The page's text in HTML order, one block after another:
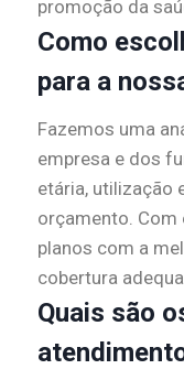
promoção da
Como
para a
Fazemos uma
empresa e dos
etária, utilização
orçamento. Com
planos com a
cobertura
Quais são